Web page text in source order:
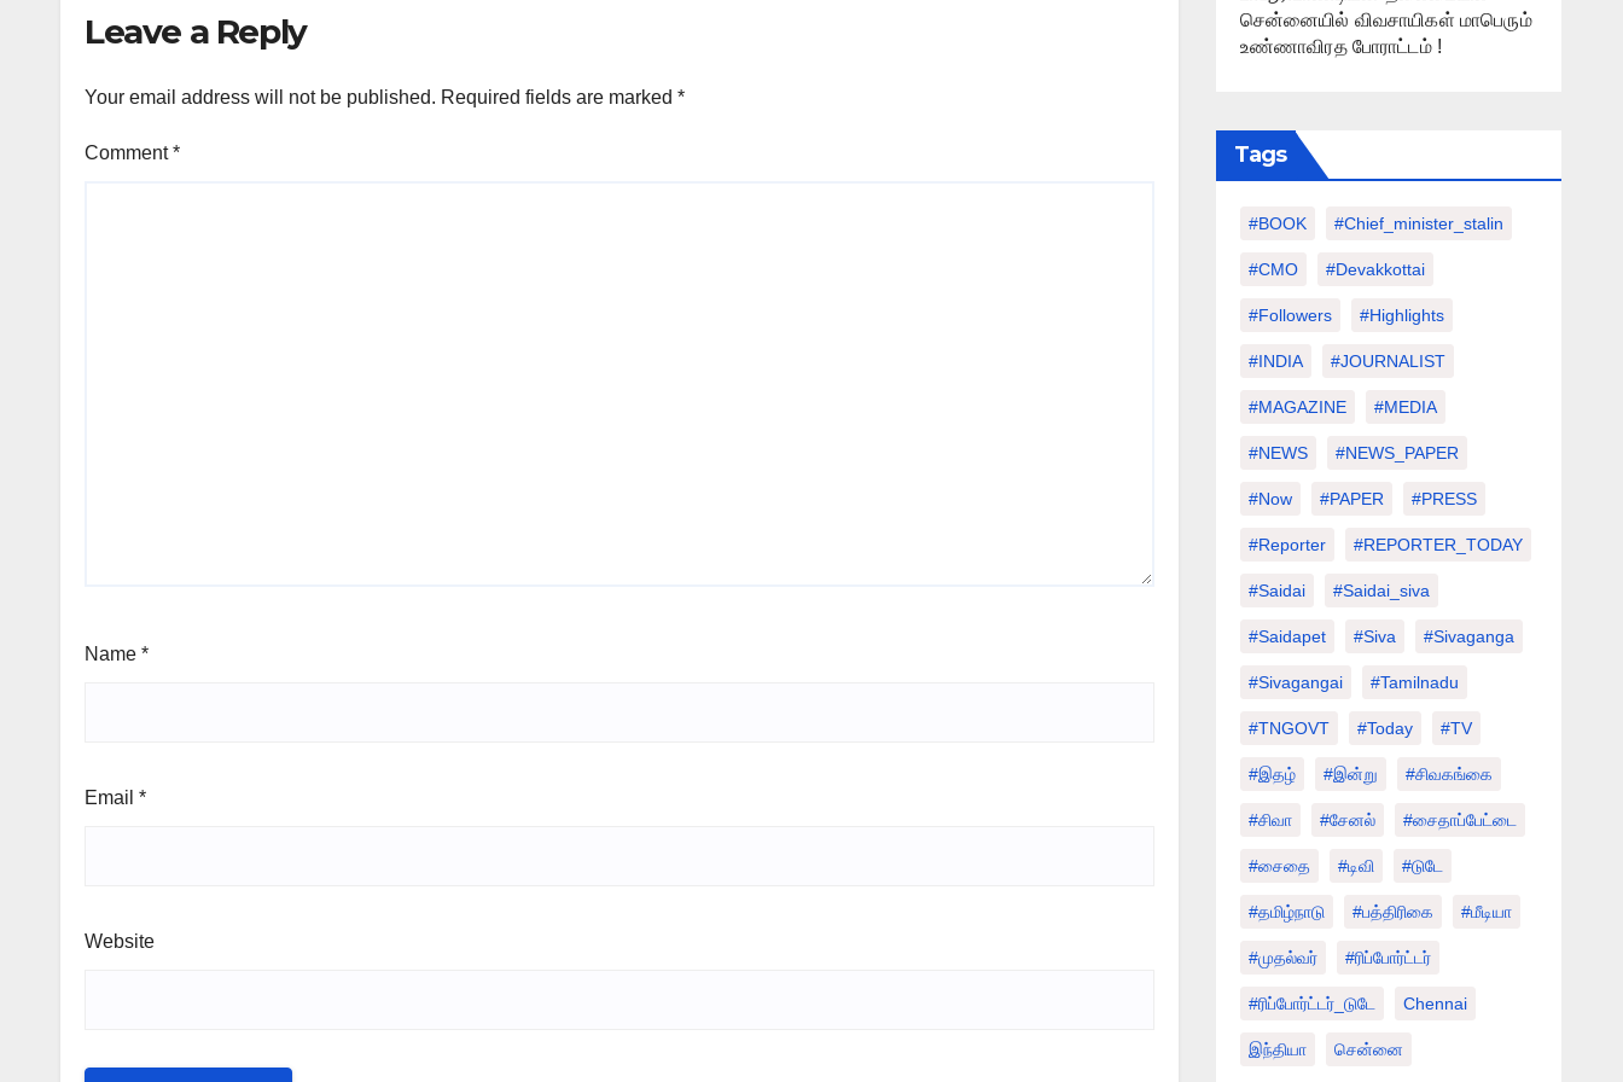
Leave a Reply
Your email address will not be published. Required fields are marked *
Comment*
Name *
Email *
Website
சென்னையில் விவசாயிகள் மாபெரும்
உண்ணாவிரத போராட்டம் !
Tags
#BOOK #chief_minister_stalin
#CMO #devakkottai
#followers #highlights
#INDIA #JOURNALIST
#MAGAZINE #MEDIA
#NEWS #NEWS_PAPER
#Now #PAPER #PRESS
#Reporter #REPORTER_TODAY
#saidai #saidai_siva
#saidapet #Siva #Sivaganga
#sivagangai #tamilnadu
#TNGOVT #today #TV
#இதழ் #இன்று #சிவகங்கை
#சிவா #சேனல் #சைதாப்பேட்டை
#சைதை #டிவி #டுடே
#தமிழ்நாடு #பத்திரிகை #மீடியா
#முதல்வர் #ரிப்போர்ட்டர்
#ரிப்போர்ட்டர்_டுடே Chennai
இந்தியா சென்னை